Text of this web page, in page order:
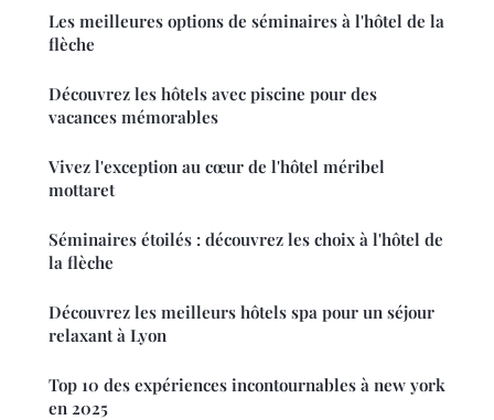
Les meilleures options de séminaires à l'hôtel de la
flèche
Découvrez les hôtels avec piscine pour des
vacances mémorables
Vivez l'exception au cœur de l'hôtel méribel
mottaret
Séminaires étoilés : découvrez les choix à l'hôtel de
la flèche
Découvrez les meilleurs hôtels spa pour un séjour
relaxant à Lyon
Top 10 des expériences incontournables à new york
en 2025